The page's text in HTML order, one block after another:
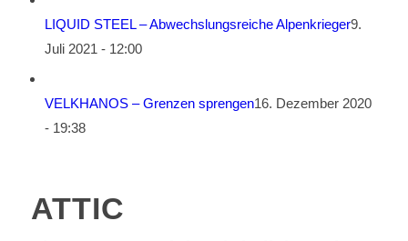
LIQUID STEEL – Abwechslungsreiche Alpenkrieger9.
Juli 2021 - 12:00
VELKHANOS – Grenzen sprengen16. Dezember 2020
- 19:38
ATTIC